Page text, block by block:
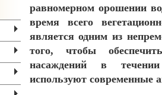
равномерном орошении
время всего
является одним из
того, чтобы
насаждений в течении
используют современные